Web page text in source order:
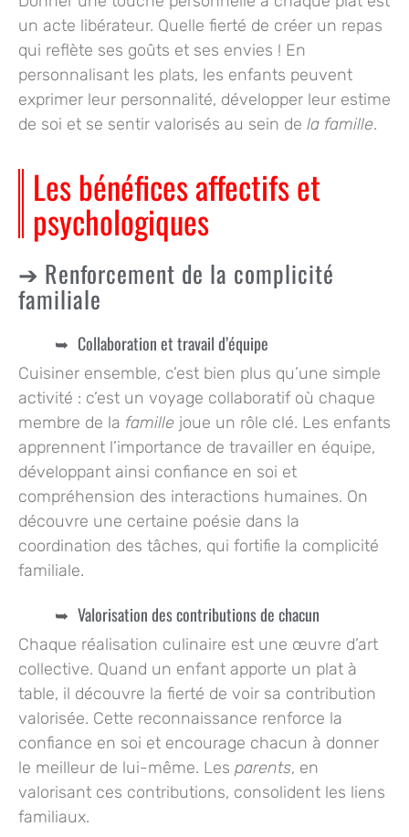
un acte libérateur. Quelle fierté de créer un repas
qui reflète ses goûts et ses envies ! En
personnalisant les plats, les enfants peuvent
exprimer leur personnalité, développer leur estime
de soi et se sentir valorisés au sein de la famille.
Les bénéfices affectifs et
psychologiques
Renforcement de la complicité
familiale
Collaboration et travail d’équipe
Cuisiner ensemble, c’est bien plus qu’une simple
activité : c’est un voyage collaboratif où chaque
membre de la famille joue un rôle clé. Les enfants
apprennent l’importance de travailler en équipe,
développant ainsi confiance en soi et
compréhension des interactions humaines. On
découvre une certaine poésie dans la
coordination des tâches, qui fortifie la complicité
familiale.
Valorisation des contributions de chacun
Chaque réalisation culinaire est une œuvre d’art
collective. Quand un enfant apporte un plat à
table, il découvre la fierté de voir sa contribution
valorisée. Cette reconnaissance renforce la
confiance en soi et encourage chacun à donner
le meilleur de lui-même. Les parents, en
valorisant ces contributions, consolident les liens
familiaux.